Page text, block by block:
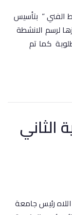
الفني ” بتأسيس
لرسم الانشطة
كما تم
الثاني
اللاه رئيس جامعة